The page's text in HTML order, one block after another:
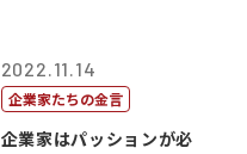
2022.11.14
企業家たちの金言
企業家はパッションが必